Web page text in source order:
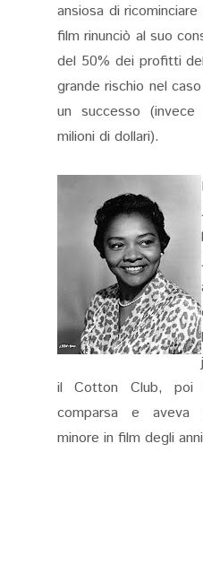
ansiosa di
film rinunciò al suo
del 50% dei profitti
grande rischio nel
un successo
milioni di dollari).
il Cotton Club, poi
comparsa e aveva
minore in film degli